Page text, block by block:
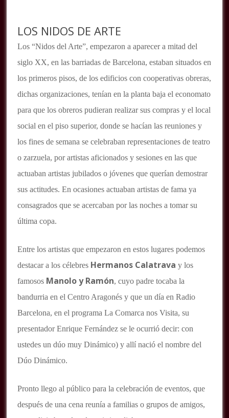
LOS NIDOS DE ARTE
Los “Nidos del Arte”, empezaron a aparecer a mitad del
siglo XX, en las barriadas de Barcelona, estaban situados en
los primeros pisos, de los edificios con cooperativas obreras,
dichas organizaciones, tenían en la planta baja el economato
para que los obreros pudieran realizar sus compras y el local
social en el piso superior, donde se hacían las reuniones y
los fines de semana se celebraban representaciones de teatro
o zarzuela, por artistas aficionados y sesiones en las que
actuaban artistas jubilados o jóvenes que querían demostrar
sus actitudes. En ocasiones actuaban artistas de fama ya
consagrados que se acercaban por las noches a tomar su
última copa.
Entre los artistas que empezaron en estos lugares podemos
destacar a los célebres Hermanos Calatrava y los
famosos Manolo y Ramón, cuyo padre tocaba la
bandurria en el Centro Aragonés y que un día en Radio
Barcelona, en el programa La Comarca nos Visita, su
presentador Enrique Fernández se le ocurrió decir: con
ustedes un dúo muy Dinámico) y allí nació el nombre del
Dúo Dinámico.
Pronto llego al público para la celebración de eventos, que
después de una cena reunía a familias o grupos de amigos,